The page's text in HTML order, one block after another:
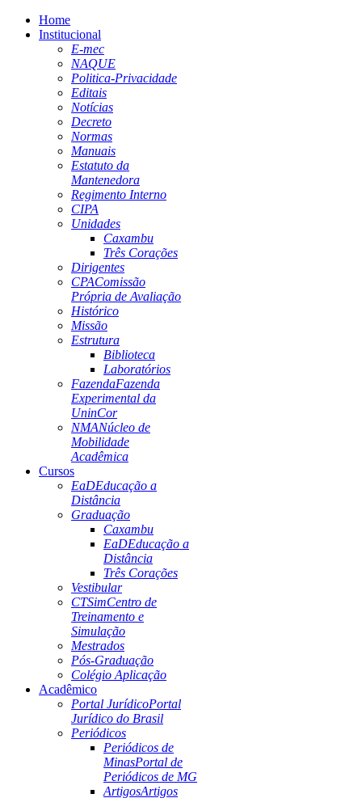
Home
Institucional
E-mec
NAQUE
Politica-Privacidade
Editais
Notícias
Decreto
Normas
Manuais
Estatuto da
Mantenedora
Regimento Interno
CIPA
Unidades
Caxambu
Três Corações
Dirigentes
CPAComissão
Própria de Avaliação
Histórico
Missão
Estrutura
Biblioteca
Laboratórios
FazendaFazenda
Experimental da
UninCor
NMANúcleo de
Mobilidade
Acadêmica
Cursos
EaDEducação a
Distância
Graduação
Caxambu
EaDEducação a
Distância
Três Corações
Vestibular
CTSimCentro de
Treinamento e
Simulação
Mestrados
Pós-Graduação
Colégio Aplicação
Acadêmico
Portal JurídicoPortal
Jurídico do Brasil
Periódicos
Periódicos de
MinasPortal de
Periódicos de MG
ArtigosArtigos